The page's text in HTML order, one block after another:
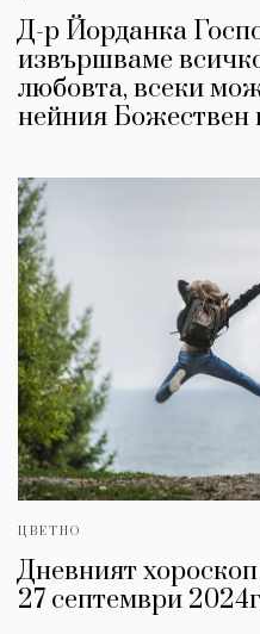
Д-р Йорданка
извършваме
любовта, всеки
нейния Божествен
ЦВЕТНО
Дневният
27 септември